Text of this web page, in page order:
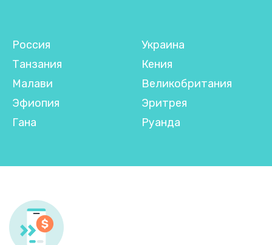
Россия
Танзания
Малави
Эфиопия
Гана
Украина
Кения
Великобритания
Эритрея
Руанда